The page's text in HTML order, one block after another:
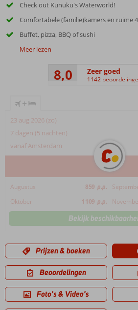
Check out Kunuku's Waterworld!
Comfortabele (familie)kamers en ruime
Buffet, pizza, BBQ of sushi
Meer lezen
8,0 Zeer goed
1142
+
23 aug 2026 (zo)
7 dagen (5 nachten)
vanaf Amsterdam
Augustus 859 p.p.
Oktober
1109 p.p.
Bekijk
Prijzen & boeken
Beoordelingen
Foto's & Video's